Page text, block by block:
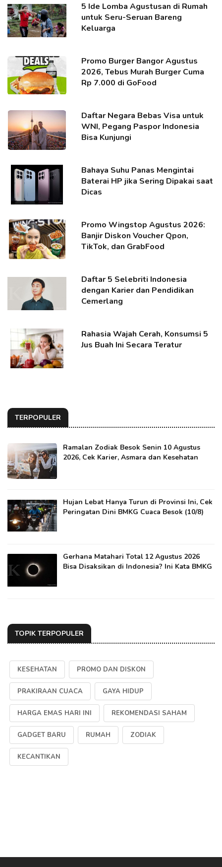
5 Ide Lomba Agustusan di Rumah
untuk Seru-Seruan Bareng
Keluarga
Promo Burger Bangor Agustus
2026, Tebus Murah Burger Cuma
Rp 7.000 di GoFood
Daftar Negara Bebas Visa untuk
WNI, Pegang Paspor Indonesia
Bisa Kunjungi
Bahaya Suhu Panas Mengintai
Baterai HP jika Sering Dipakai saat
Dicas
Promo Wingstop Agustus 2026:
Banjir Diskon Voucher Qpon,
TikTok, dan GrabFood
Daftar 5 Selebriti Indonesia
dengan Karier dan Pendidikan
Cemerlang
Rahasia Wajah Cerah, Konsumsi 5
Jus Buah Ini Secara Teratur
TERPOPULER
Ramalan Zodiak Besok Senin 10 Agustus
2026, Cek Karier, Asmara dan Kesehatan
Hujan Lebat Hanya Turun di Provinsi Ini, Cek
Peringatan Dini BMKG Cuaca Besok (10/8)
Gerhana Matahari Total 12 Agustus 2026
Bisa Disaksikan di Indonesia? Ini Kata BMKG
TOPIK TERPOPULER
KESEHATAN PROMO DAN DISKON
PRAKIRAAN CUACA GAYA HIDUP
HARGA EMAS HARI INI REKOMENDASI SAHAM
GADGET BARU RUMAH ZODIAK
KECANTIKAN